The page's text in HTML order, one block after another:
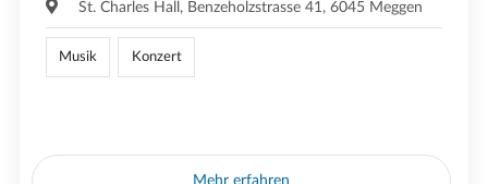
St. Charles Hall, Benzeholzstrasse 41, 6045 Meggen
Musik Konzert
Mehr erfahren